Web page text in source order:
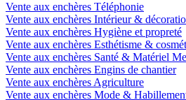
Vente aux enchères Téléphonie
Vente aux enchères Intérieur &
Vente aux enchères Hygiène et propreté
Vente aux enchères Esthétisme &
Vente aux enchères Santé & Matériel
Vente aux enchères Engins de chantier
Vente aux enchères Agriculture
Vente aux enchères Mode &